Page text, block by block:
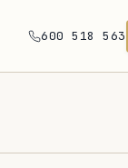
600 518 563